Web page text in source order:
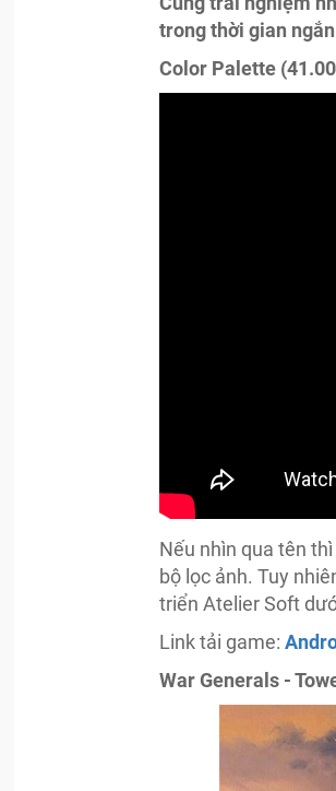
trong thời gian
Color Palette
Nếu nhìn qua tên
bộ lọc ảnh. Tuy
triển Atelier Soft
Link tải game:
War Generals -